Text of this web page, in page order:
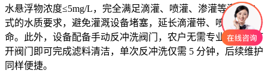
水悬浮物浓度≤5mg/L，完全满足滴灌、喷灌、渗灌等灌溉方
式的水质要求，避免灌溉设备堵塞，延长滴灌带、喷头使用寿
命。此外，设备配备手动反冲洗阀门，农户无需专业操作，打
开阀门即可完成滤料清洁，单次反冲洗仅需 5 分钟，后续维护
同样便捷。